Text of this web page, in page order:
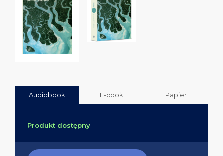
Audiobook E-book Papier
Produkt dostępny